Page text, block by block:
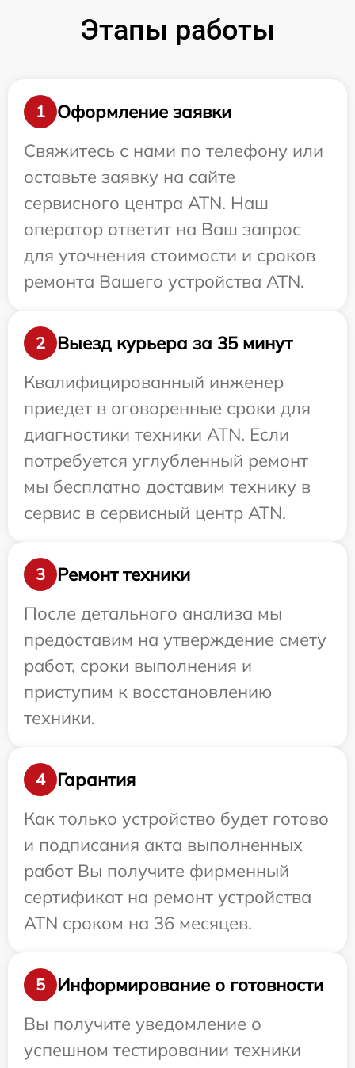
Этапы работы
1
Оформление заявки
Свяжитесь с нами по телефону или
оставьте заявку на сайте
сервисного центра ATN. Наш
оператор ответит на Ваш запрос
для уточнения стоимости и сроков
ремонта Вашего устройства ATN.
2
Выезд курьера за 35 минут
Квалифицированный инженер
приедет в оговоренные сроки для
диагностики техники ATN. Если
потребуется углубленный ремонт
мы бесплатно доставим технику в
сервис в сервисный центр ATN.
3
Ремонт техники
После детального анализа мы
предоставим на утверждение смету
работ, сроки выполнения и
приступим к восстановлению
техники.
4
Гарантия
Как только устройство будет готово
и подписания акта выполненных
работ Вы получите фирменный
сертификат на ремонт устройства
ATN сроком на 36 месяцев.
5
Информирование о готовности
Вы получите уведомление о
успешном тестировании техники